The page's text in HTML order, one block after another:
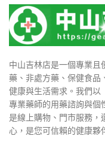
中山吉林店是一個專業且
藥、非處方藥、保健食品
健康與生活需求。我們以
專業藥師的用藥諮詢與個
是線上購物、門市服務，
心，是您可信賴的健康夥